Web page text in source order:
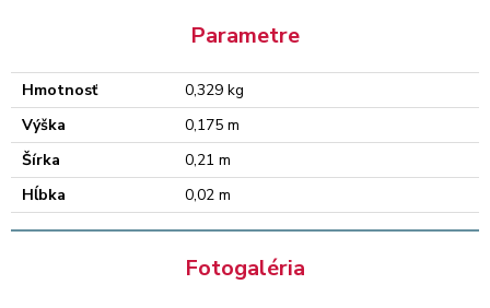
Parametre
Hmotnosť
0,329 kg
Výška
0,175 m
Šírka
0,21 m
Hĺbka
0,02 m
Fotogaléria